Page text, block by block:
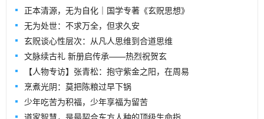
正本清源，无为自化｜国学专著《玄贶思想》
无为处世：不求万全，但求久安
玄贶谈心性层次：从凡人思维到合道思维
文脉续古礼 新册启传承——热烈祝贺玄
【人物专访】张青松：抱守紫金之阳，在周易
烹煮光阴：莫把陈粮过早下锅
少年吃苦为积福，少年享福为留苦
道家智慧，是最契合东方人种的顶级生命指